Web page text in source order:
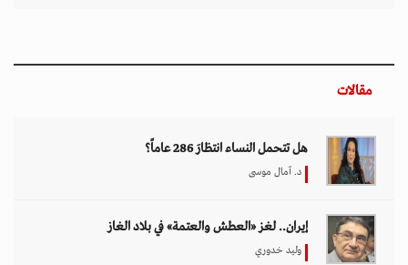
مقالات
هل تتحمل النساء انتظارَ 286 عاماً؟
د. آمال موسى
إيران.. لغز «العطش والعتمة» في بلاد الغاز
وليد خدوري